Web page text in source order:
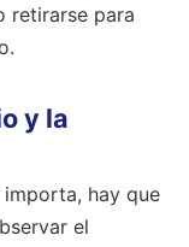
retirarse para
y la
hay que
el